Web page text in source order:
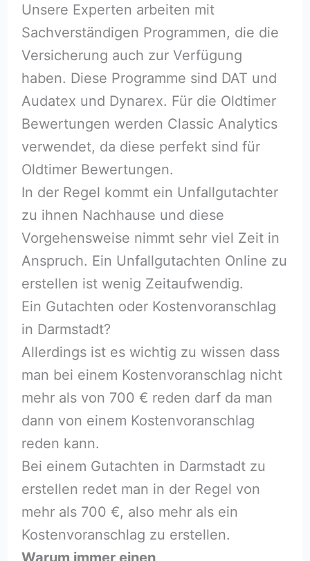
Unsere Experten arbeiten mit
Sachverständigen Programmen, die die
Versicherung auch zur Verfügung
haben. Diese Programme sind DAT und
Audatex und Dynarex. Für die Oldtimer
Bewertungen werden Classic Analytics
verwendet, da diese perfekt sind für
Oldtimer Bewertungen.
In der Regel kommt ein Unfallgutachter
zu ihnen Nachhause und diese
Vorgehensweise nimmt sehr viel Zeit in
Anspruch. Ein Unfallgutachten Online zu
erstellen ist wenig Zeitaufwendig.
Ein Gutachten oder Kostenvoranschlag
in Darmstadt?
Allerdings ist es wichtig zu wissen dass
man bei einem Kostenvoranschlag nicht
mehr als von 700 € reden darf da man
dann von einem Kostenvoranschlag
reden kann.
Bei einem Gutachten in Darmstadt zu
erstellen redet man in der Regel von
mehr als 700 €, also mehr als ein
Kostenvoranschlag zu erstellen.
Warum immer einen